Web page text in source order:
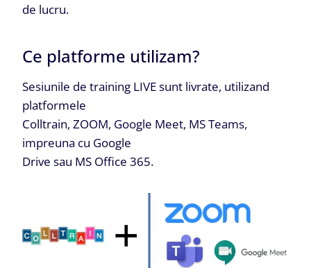
de lucru.
Ce platforme utilizam?
Sesiunile de training LIVE sunt livrate, utilizand
platformele
Colltrain, ZOOM, Google Meet, MS Teams,
impreuna cu Google
Drive sau MS Office 365.